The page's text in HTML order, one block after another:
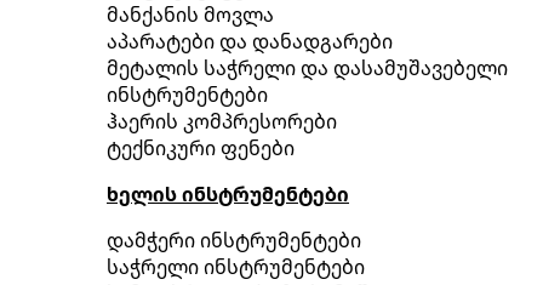
მანქანის მოვლა
აპარატები და დანადგარები
მეტალის საჭრელი და დასამუშავებელი
ინსტრუმენტები
ჰაერის კომპრესორები
ტექნიკური ფენები
ხელის ინსტრუმენტები
დამჭერი ინსტრუმენტები
საჭრელი ინსტრუმენტები